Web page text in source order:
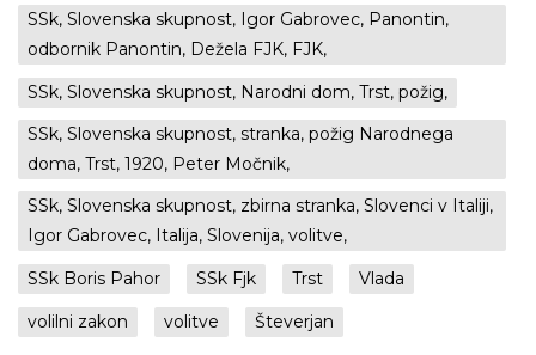
SSk, Slovenska skupnost, Igor Gabrovec, Panontin,
odbornik Panontin, Dežela FJK, FJK,
SSk, Slovenska skupnost, Narodni dom, Trst, požig,
SSk, Slovenska skupnost, stranka, požig Narodnega
doma, Trst, 1920, Peter Močnik,
SSk, Slovenska skupnost, zbirna stranka, Slovenci v Italiji,
Igor Gabrovec, Italija, Slovenija, volitve,
SSk Boris Pahor
SSk Fjk Trst
Vlada
volilni zakon
volitve Števerjan